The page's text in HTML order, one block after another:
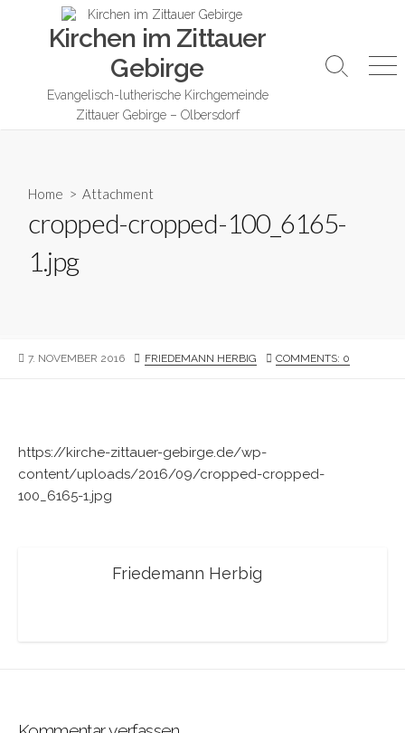
Kirchen im Zittauer
Gebirge
Evangelisch-lutherische Kirchgemeinde
Zittauer Gebirge – Olbersdorf
Search
Home > Attachment
cropped-cropped-100_6165-
1.jpg
PUBLISHED
7. NOVEMBER 2016 AUTHOR
FRIEDEMANN HERBIG COMMENTS: 0
https://kirche-zittauer-gebirge.de/wp-
content/uploads/2016/09/cropped-cropped-
100_6165-1.jpg
Friedemann Herbig